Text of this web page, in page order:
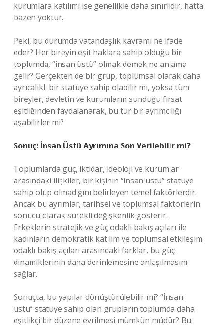
kurumlara katılımı ise genellikle daha sınırlıdır, hatta
bazen yoktur.
Peki, bu durumda vatandaşlık kavramı ne ifade
eder? Her bireyin eşit haklara sahip olduğu bir
toplumda, “insan üstü” olmak demek ne anlama
gelir? Gerçekten de bir grup, toplumsal olarak daha
ayrıcalıklı bir statüye sahip olabilir mi, yoksa tüm
bireyler, devletin ve kurumların sunduğu fırsat
eşitliğinden faydalanarak, bu tür bir ayrımcılığı
aşabilirler mi?
Sonuç: İnsan Üstü Ayrımına Son Verilebilir mi?
Toplumlarda güç, iktidar, ideoloji ve kurumlar
arasındaki ilişkiler, bir kişinin “insan üstü” statüye
sahip olup olmadığını belirleyen temel faktörlerdir.
Ancak bu ayrımlar, tarihsel ve toplumsal faktörlerin
sonucu olarak sürekli değişkenlik gösterir.
Erkeklerin stratejik ve güç odaklı bakış açıları ile
kadınların demokratik katılım ve toplumsal etkileşim
odaklı bakış açıları arasındaki farklar, bu güç
dinamiklerinin daha derinlemesine anlaşılmasını
sağlar.
Sonuçta, bu yapılar dönüştürülebilir mi? “İnsan
üstü” statüye sahip olan grupların toplumda daha
eşitlikçi bir düzene evrilmesi mümkün müdür? Bu